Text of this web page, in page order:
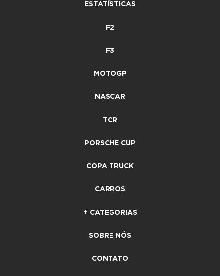
ESTATÍSTICAS
F2
F3
MOTOGP
NASCAR
TCR
PORSCHE CUP
COPA TRUCK
CARROS
+ CATEGORIAS
SOBRE NÓS
CONTATO